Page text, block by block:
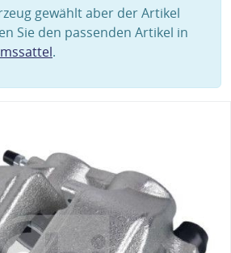
gewählt aber der Artikel
Sie den passenden Artikel in
.